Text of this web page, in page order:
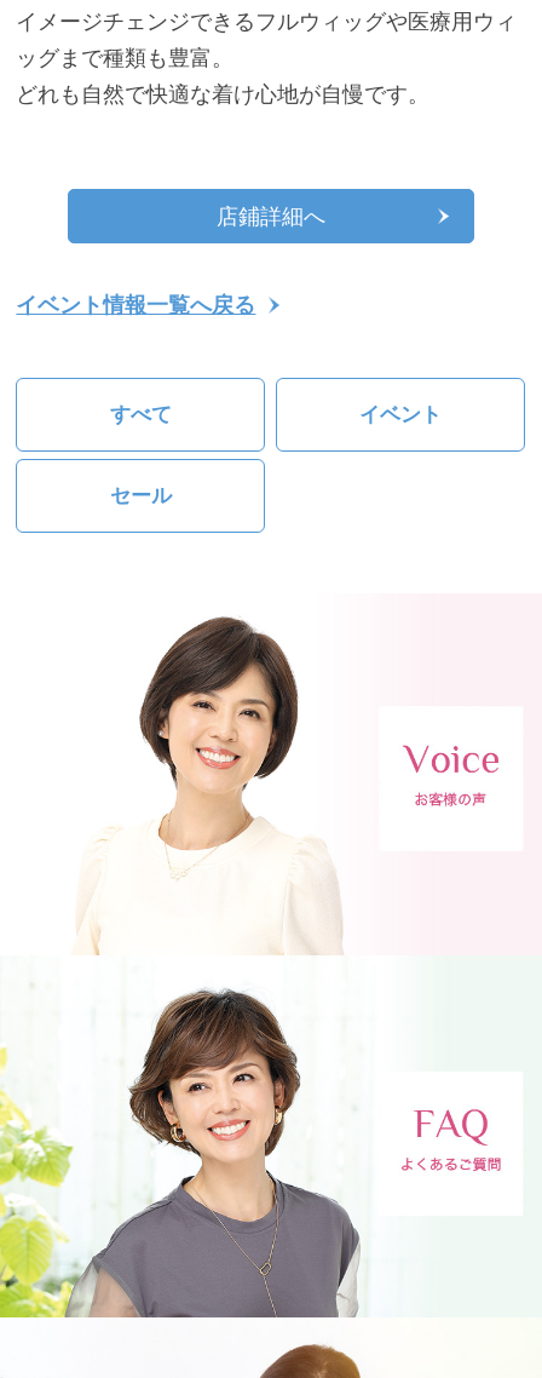
イメージチェンジできるフルウィッグや医療用ウィ
ッグまで種類も豊富。
どれも自然で快適な着け心地が自慢です。
店鋪詳細へ
イベント情報一覧へ戻る
すべて イベント
セール